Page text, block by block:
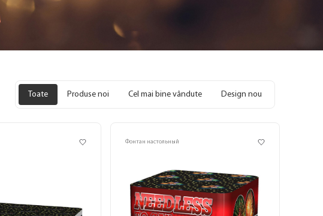
Toate Produse noi Cel mai bine vândute Design nou
Фонтан настольный